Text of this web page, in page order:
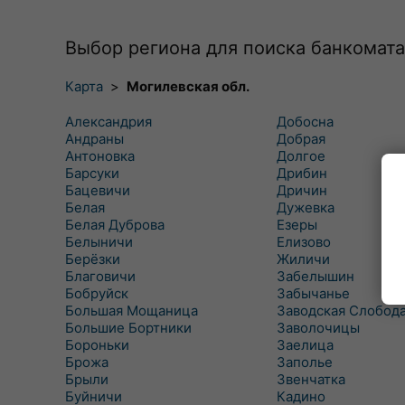
Выбор региона для поиска банкомата
Карта > Могилевская обл.
Александрия
Андраны
Антоновка
Барсуки
Бацевичи
Белая
Белая Дуброва
Белыничи
Берёзки
Благовичи
Бобруйск
Большая Мощаница
Большие Бортники
Бороньки
Брожа
Брыли
Буйничи
Добосна
Добрая
Долгое
Дрибин
Дричин
Дужевка
Езеры
Елизово
Жиличи
Забелышин
Забычанье
Заводская
Заволочицы
Заелица
Заполье
Звенчатка
Кадино